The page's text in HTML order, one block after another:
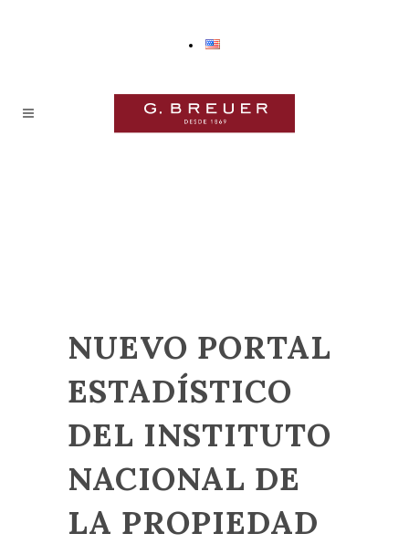
NUEVO PORTAL
ESTADÍSTICO
DEL INSTITUTO
NACIONAL DE
LA PROPIEDAD